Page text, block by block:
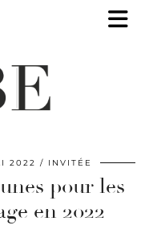
2022 INVITÉE
pour les
en 2022